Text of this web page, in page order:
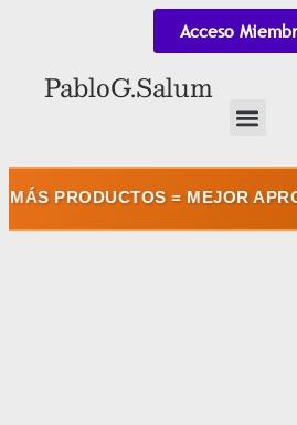
Acceso
Pablo G. Salum
= MEJOR